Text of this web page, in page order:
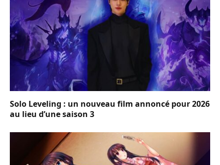
Solo Leveling : un nouveau film annoncé pour 2026
au lieu d’une saison 3